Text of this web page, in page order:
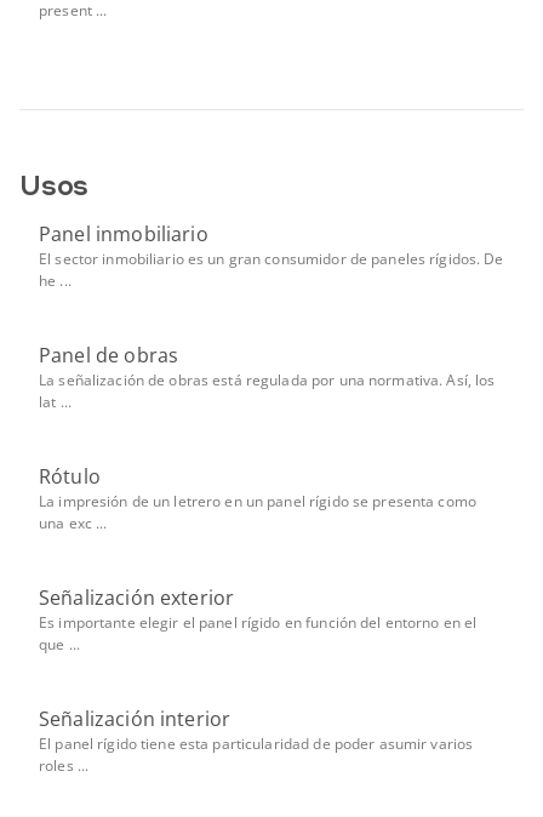
present ...
Usos
Panel inmobiliario
El sector inmobiliario es un gran consumidor de paneles rígidos. De
he ...
Panel de obras
La señalización de obras está regulada por una normativa. Así, los
lat ...
Rótulo
La impresión de un letrero en un panel rígido se presenta como
una exc ...
Señalización exterior
Es importante elegir el panel rígido en función del entorno en el
que ...
Señalización interior
El panel rígido tiene esta particularidad de poder asumir varios
roles ...